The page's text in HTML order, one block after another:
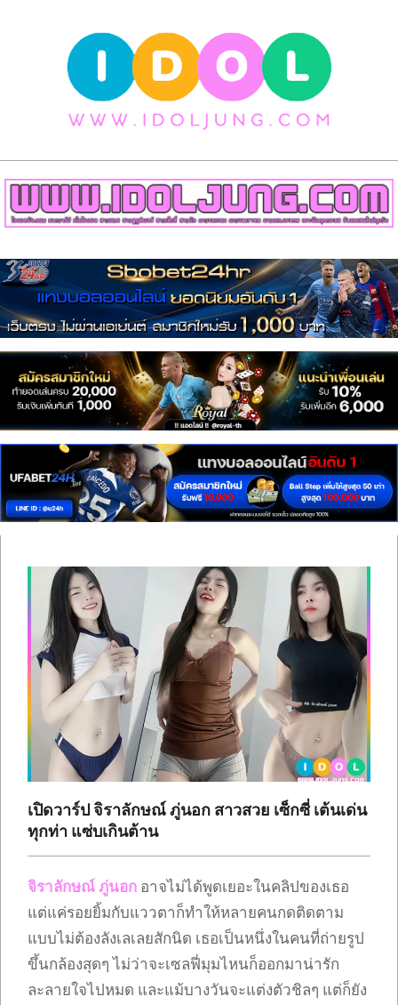
วาร์
ป
สาว
สวย
เน็ต
ไอ
ดอล
สาว
เซ็กซี่
สาว
ติ๊ก
ต็อก
ดาว
ทวิ
ต
เตอร์
ONLYFANS
Primary
Navigation
เปิดวาร์ป จิราลักษณ์ ภู่นอก สาวสวย เซ็กซี่ เต้นเด่น
ทุกท่า แซ่บเกินต้าน
จิราลักษณ์ ภู่นอก อาจไม่ได้พูดเยอะในคลิปของเธอ
แต่แค่รอยยิ้มกับแววตาก็ทำให้หลายคนกดติดตาม
แบบไม่ต้องลังเลเลยสักนิด เธอเป็นหนึ่งในคนที่ถ่ายรูป
ขึ้นกล้องสุดๆ ไม่ว่าจะเซลฟี่มุมไหนก็ออกมาน่ารัก
ละลายใจไปหมด และแม้บางวันจะแต่งตัวชิลๆ แต่ก็ยัง